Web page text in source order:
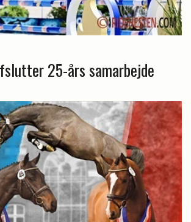
25-års samarbejde